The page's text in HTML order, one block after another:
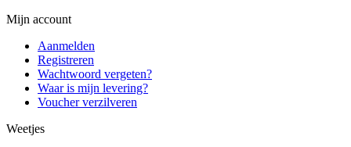
Mijn account
Aanmelden
Registreren
Wachtwoord vergeten?
Waar is mijn levering?
Voucher verzilveren
Weetjes